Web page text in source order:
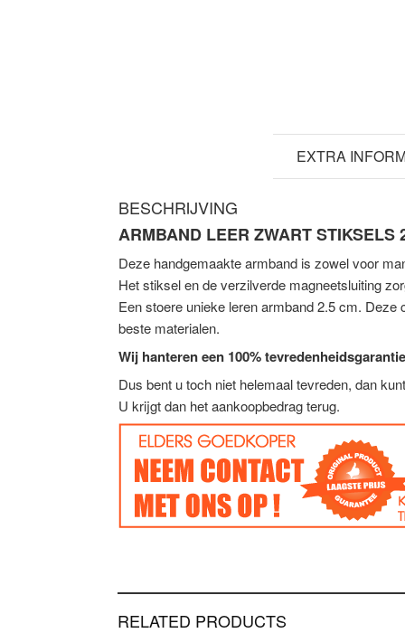
EXTRA
BESCHRIJVING
ARMBAND LEER ZWART STIKSELS
Deze handgemaakte armband is zowel voor
Het stiksel en de verzilverde magneetsluiting
Een stoere unieke leren armband 2.5 cm.
beste materialen.
Wij hanteren een 100%
Dus bent u toch niet helemaal tevreden, dan
U krijgt dan het aankoopbedrag terug.
RELATED PRODUCTS